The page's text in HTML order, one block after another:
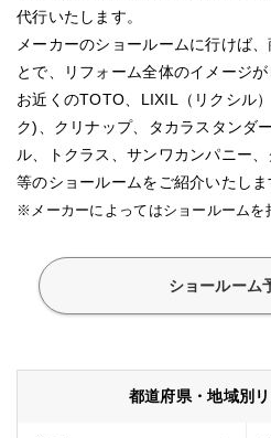
代行いたします。
メーカーのショールームに行けば
とで、リフォーム全体のイメージが
お近くのTOTO、LIXIL（リクシル
ク)、クリナップ、タカラスタンダ
ル、トクラス、サンワカンパニー
等のショールームをご紹介いたしま
※メーカーによってはショールームを
ショールーム
都道府県・地域別